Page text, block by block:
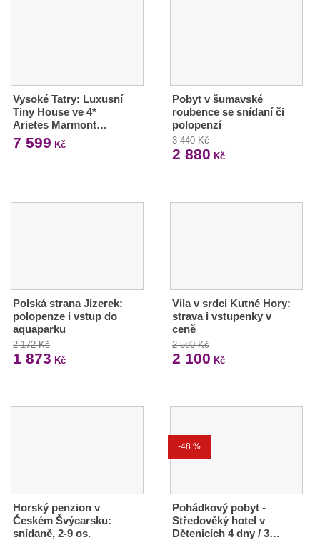
Vysoké Tatry: Luxusní
Tiny House ve 4*
Arietes Marmont…
7 599 Kč
Pobyt v šumavské
roubence se snídaní či
polopenzí
3 440 Kč
2 880 Kč
Polská strana Jizerek:
polopenze i vstup do
aquaparku
2 172 Kč
1 873 Kč
Vila v srdci Kutné Hory:
strava i vstupenky v
ceně
2 580 Kč
2 100 Kč
Horský penzion v
Českém Švýcarsku:
snídaně, 2-9 os.
-48 %
Pohádkový pobyt -
Středověký hotel v
Dětenicích 4 dny / 3…